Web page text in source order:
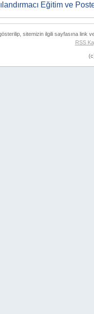
Eğitim ve
sitemizin ilgili sayfasına link
RSS